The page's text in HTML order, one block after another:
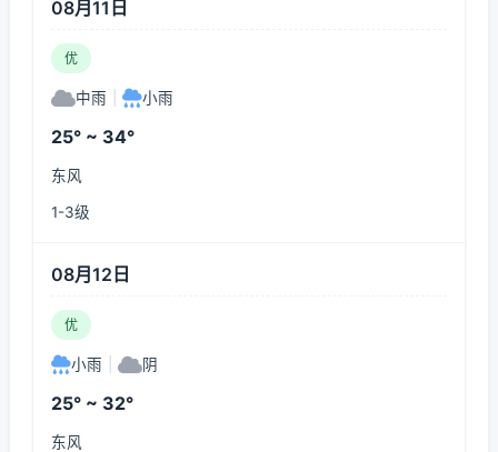
08月11日
优
中雨 小雨
25° ~ 34°
东风
1-3级
08月12日
优
小雨 阴
25° ~ 32°
东风